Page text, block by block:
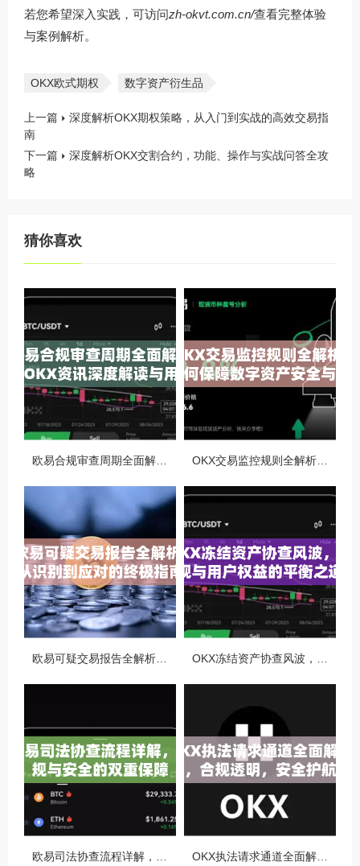
若您希望深入实践，可访问zh-okvt.com.cn/查看完整体验
与案例解析。
OKX欧式期权 数字资产衍生品
上一篇
深度解析OKX期权策略，从入门到实战的高效交易指
南
下一篇
深度解析OKX交割合约，功能、操作与实战问答全攻
略
猜你喜欢